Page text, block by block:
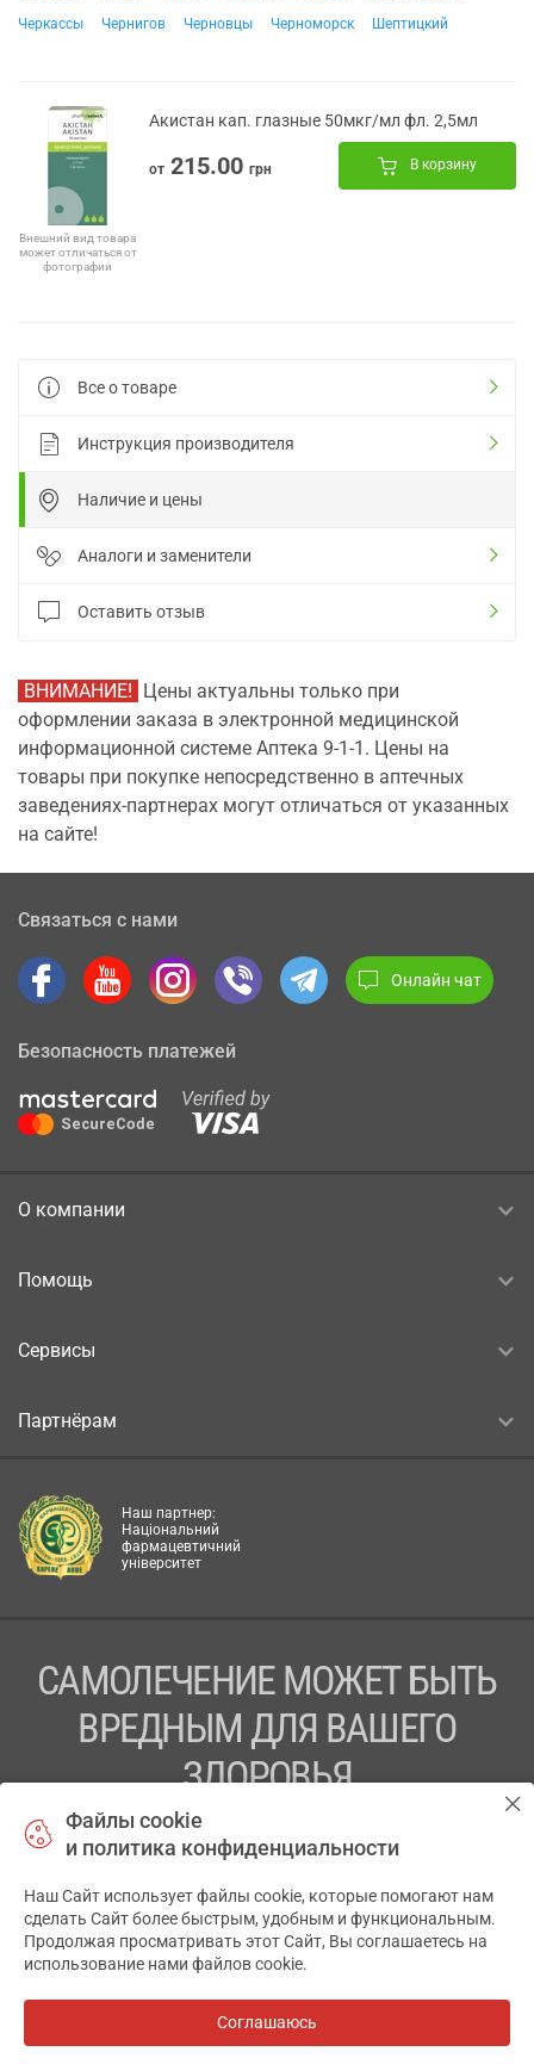
Черкассы
Чернигов Черновцы Черноморск Шептицкий
Внешний вид товара
может отличаться от
фотографии
Акистан кап. глазные 50мкг/мл фл. 2,5мл
от 215.00 грн В корзину
Все о товаре
Инструкция производителя
Наличие и цены
Аналоги и заменители
Оставить отзыв
ВНИМАНИЕ! Цены актуальны только при
оформлении заказа в электронной медицинской
информационной системе Аптека 9-1-1. Цены на
товары при покупке непосредственно в аптечных
заведениях-партнерах могут отличаться от указанных
на сайте!
Связаться с нами
Онлайн чат
Безопасность платежей
О компании
Помощь
Сервисы
Партнёрам
Наш партнер:
Національний
фармацевтичний
університет
САМОЛЕЧЕНИЕ МОЖЕТ БЫТЬ
ВРЕДНЫМ ДЛЯ ВАШЕГО
ЗДОРОВЬЯ
ПЕРЕД ПРИМЕНЕНИЕМ ПРЕПАРАТА
ПРОКОНСУЛЬТИРУЙТЕСЬ С ВРАЧОМ
ТОВ «АПТЕКА 911.ЮА» Код ЄДРПОУ 43631965.
Отказ от ответственности
АПТЕКА911.ЮА
Файлы cookie
и политика конфиденциальности
Наш Сайт использует файлы cookie, которые помогают нам
сделать Сайт более быстрым, удобным и функциональным.
Продолжая просматривать этот Сайт, Вы соглашаетесь на
использование нами файлов cookie.
Соглашаюсь
✕